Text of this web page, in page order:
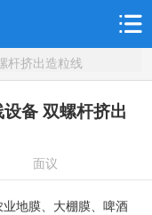
杆挤出造粒线
备 双螺杆挤出
面议
地膜、大棚膜、啤酒